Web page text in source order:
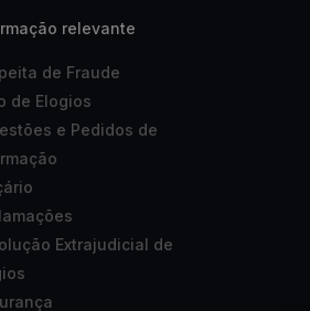
relevante
de Fraude
de Elogios
e Pedidos de
Extrajudicial de